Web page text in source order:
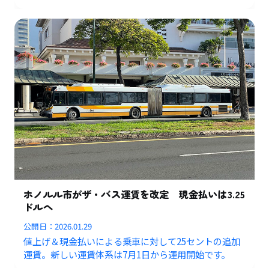
ホノルル市がザ・バス運賃を改定 現金払いは3.25
ドルへ
公開日：2026.01.29
値上げ＆現金払いによる乗車に対して25セントの追加
運賃。新しい運賃体系は7月1日から運用開始です。